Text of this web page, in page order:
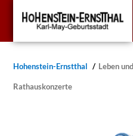
Hohenstein-Ernstthal Leben
Rathauskonzerte